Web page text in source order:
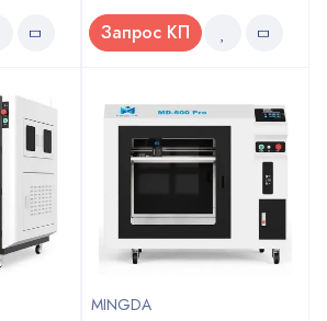
Запрос КП
MINGDA